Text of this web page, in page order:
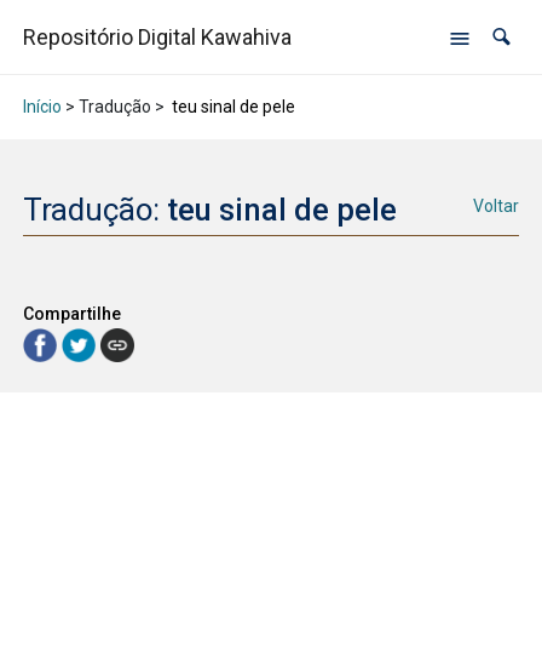
Repositório Digital Kawahiva
Início > Tradução > teu sinal de pele
Tradução: teu sinal de pele Voltar
Compartilhe